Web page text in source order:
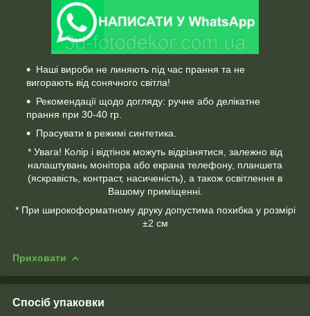
Наші вироби не линяють під час прання та не
вигорають від сонячного світла!
Рекомендації щодо догляду: ручне або делікатне
прання при 30-40 гр.
Прасувати в режимі синтетика.
* Увага! Колір і відтінок можуть відрізнятися, залежно від
налаштувань монітора або екрана телефону, планшета
(яскравість, контраст, насиченість), а також освітлення в
Вашому приміщенні.
* При широкоформатному друку допустима похибка у розмірі
±2 см
Приховати
Спосіб упаковки